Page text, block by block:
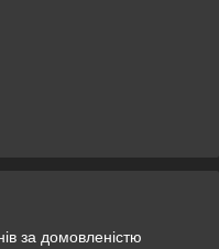
за домовленістю